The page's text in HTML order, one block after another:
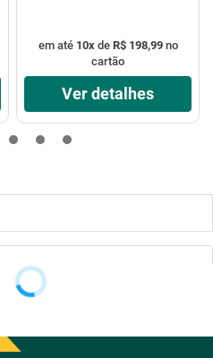
em até 10xde R$ 198,99no
cartão
Ver detalhes